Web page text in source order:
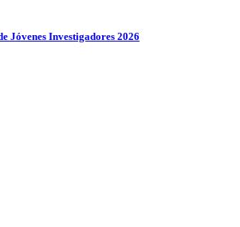
Jóvenes Investigadores 2026